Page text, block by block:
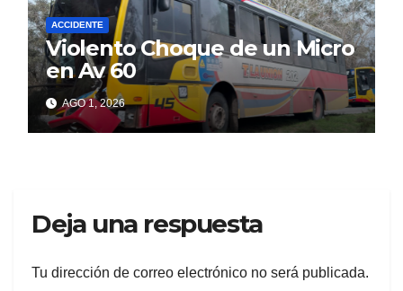
ACCIDENTE
Violento Choque de un Micro
en Av 60
AGO 1, 2026
Deja una respuesta
Tu dirección de correo electrónico no será publicada.